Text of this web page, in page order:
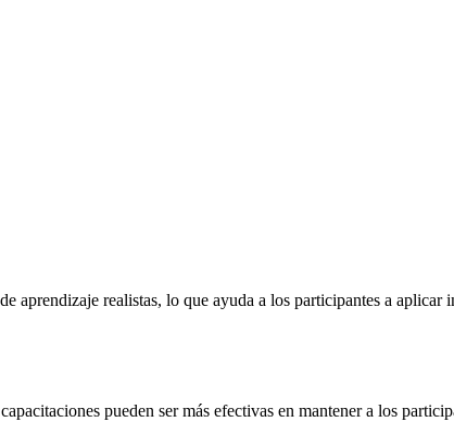
aprendizaje realistas, lo que ayuda a los participantes a
pueden ser más efectivas en mantener a los